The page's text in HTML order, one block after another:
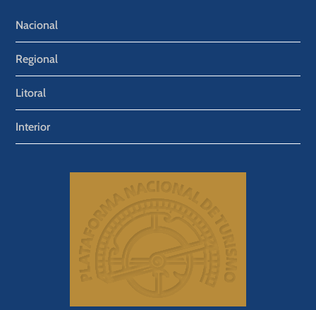
Nacional
Regional
Litoral
Interior